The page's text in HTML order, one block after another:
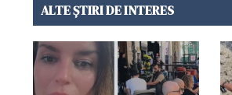
ALTE ȘTIRI DE INTERES